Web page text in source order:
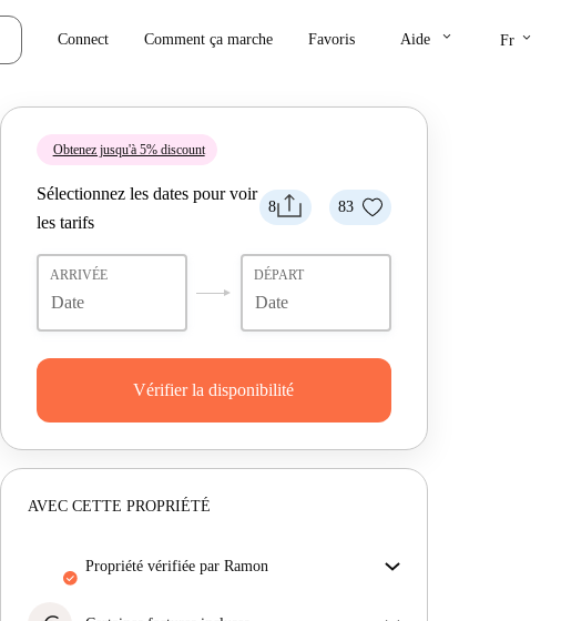
Connect Comment ça marche Favoris Aide keyboard_arrow_down Fr keyboard_arrow_down
Obtenez jusqu'à 5% discount
8 83
Sélectionnez les dates pour voir
les tarifs
ARRIVÉE DÉPART
Vérifier la disponibilité
AVEC CETTE PROPRIÉTÉ
propriété vérifiée par Ramon